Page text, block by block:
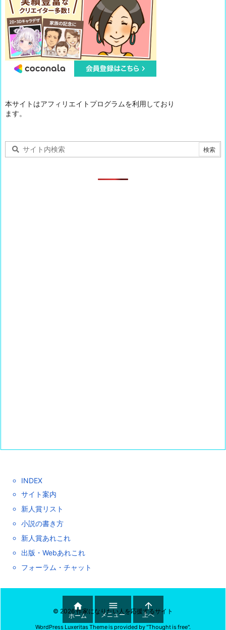
本サイトはアフィリエイトプログラムを利用しており
ます。
INDEX
サイト案内
新人賞リスト
小説の書き方
新人賞あれこれ
出版・Webあれこれ
フォーラム・チャット
© 2026 作家になりたい人を応援するサイト
WordPress Luxeritas Theme is provided by "Thought is free".

ホーム

メニュー

上へ